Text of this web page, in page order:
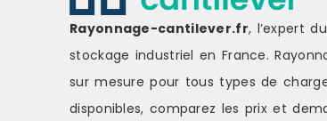
Rayonnage-cantilever.fr, l’expert
stockage industriel en France.
sur mesure pour tous types de
disponibles, comparez les prix et